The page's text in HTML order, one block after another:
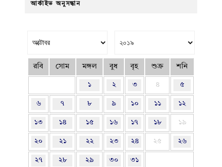
আর্কাইভ অনুসন্ধান
রবি সোম মঙ্গল বুধ বৃহ শুক্র শনি
১ ২ ৩ ৪ ৫
৬ ৭ ৮ ৯ ১০ ১১ ১২
১৩ ১৪ ১৫ ১৬ ১৭ ১৮ ১৯
২০ ২১ ২২ ২৩ ২৪ ২৫ ২৬
২৭ ২৮ ২৯ ৩০ ৩১